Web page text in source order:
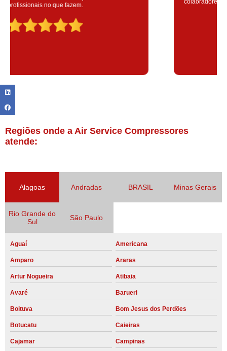
colaoradores educado e transparente, destaque para o colaborador
Claudinei excelente profissional!
Regiões onde a Air Service Compressores
atende:
Alagoas Andradas BRASIL Minas Gerais
Rio Grande do
Sul
São Paulo
Aguaí Americana
Amparo Araras
Artur Nogueira Atibaia
Avaré Barueri
Boituva Bom Jesus dos Perdões
Botucatu Caieiras
Cajamar Campinas